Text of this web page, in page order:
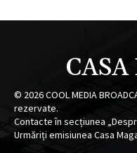
© 2026COOL MEDIA
rezervate.
Contacte în secțiunea
Urmăriți emisiunea Casa